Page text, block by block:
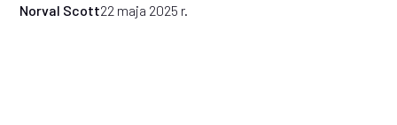
Norval Scott22 maja 2025 r.